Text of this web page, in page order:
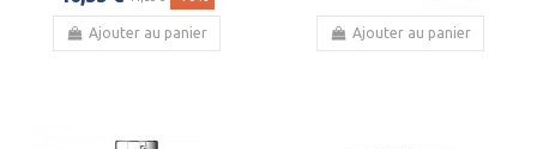
Ajouter au panier Ajouter au panier